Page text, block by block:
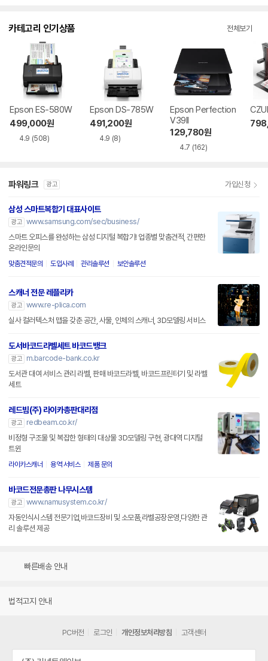
카테고리 인기상품 전체보기
Epson ES-580W
499,000원
4.9 (508)
Epson DS-785W
491,200원
4.9 (8)
Epson Perfection
V39II
129,780원
4.7 (162)
파워링크 광고 가입신청
삼성 스마트복합기 대표사이트
광고 www.samsung.com/sec/business/
스마트 오피스를 완성하는 삼성 디지털 복합기! 업종별 맞춤견적, 간편한
온라인문의
맞춤견적문의 도입사례 관리솔루션 보안솔루션
스캐너 전문 레플리카
광고 www.re-plica.com
실사 컬러텍스처 맵을 갖춘 공간, 사물, 인체의 스캐너, 3D모델링 서비스
도서바코드라벨세트 바코드뱅크
광고
m.barcode-bank.co.kr
도서관 대여 서비스 관리 라벨, 판매 바코드라벨, 바코드프린터기 및 라벨
세트
레드빔(주) 라이카총판대리점
광고
redbeam.co.kr/
비정형 구조물 및 복잡한 형태의 대상물 3D모델링 구현, 광대역 디지털
트윈
라이카스캐너 용역 서비스 제품 문의
바코드전문총판 나무시스템
광고 www.namusystem.co.kr/
자동인식시스템 전문기업,바코드장비 및 소모품,라벨공장운영,다양한 관
리 솔루션 제공
빠른배송 안내
법적고지 안내
PC버전 로그인 개인정보처리방침 고객센터